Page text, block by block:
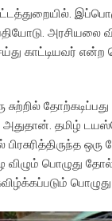
அரசியலை
காட்டியவர் என்ற
அதுதான். தமிழ்
பொழுது